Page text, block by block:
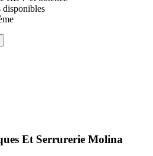
disponibles
Et Serrurerie Molina